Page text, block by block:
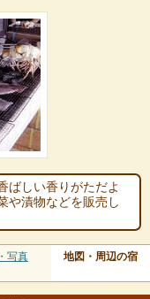
ばしい香りがただよ
や漬物などを販売し
写真 地図・周辺の宿